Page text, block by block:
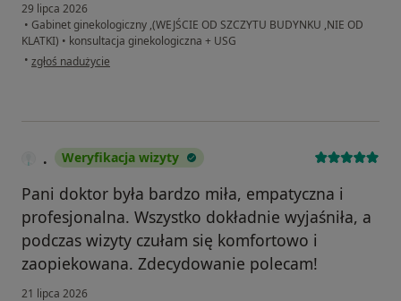
29 lipca 2026
• Gabinet ginekologiczny ,(WEJŚCIE OD SZCZYTU BUDYNKU ,NIE OD
KLATKI) • konsultacja ginekologiczna + USG
• w opinii użytkownika Agnieszka
zgłoś nadużycie
. Weryfikacja wizyty
Pani doktor była bardzo miła, empatyczna i
profesjonalna. Wszystko dokładnie wyjaśniła, a
podczas wizyty czułam się komfortowo i
zaopiekowana. Zdecydowanie polecam!
21 lipca 2026